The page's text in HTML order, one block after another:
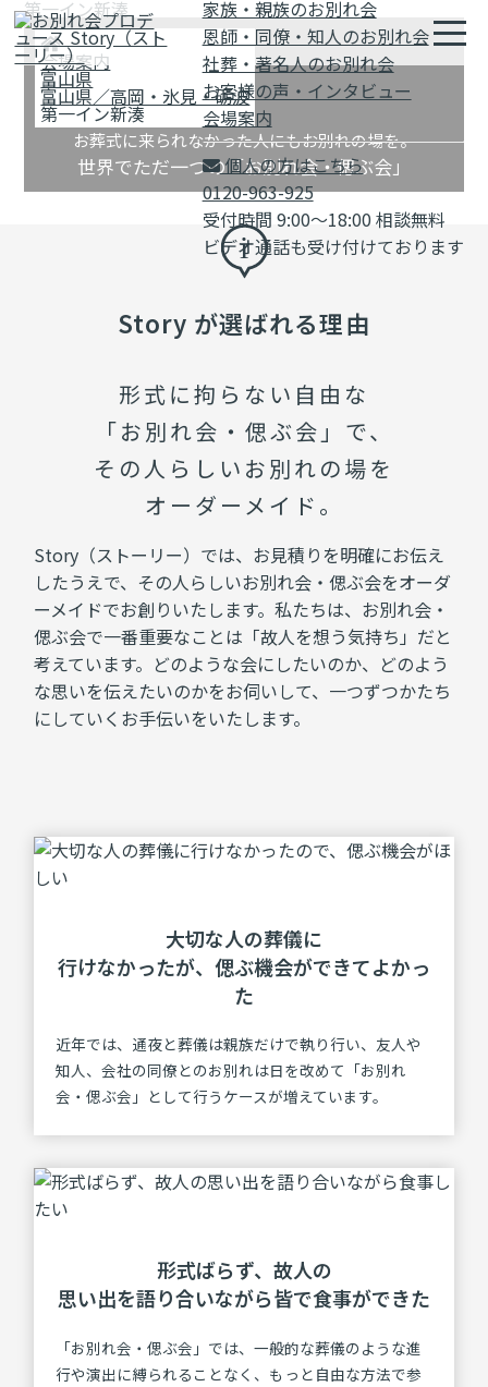
家族・親族のお別れ会
恩師・同僚・知人のお別れ会
社葬・著名人のお別れ会
お客様の声・インタビュー
会場案内
個人の方はこちら
0120-963-925
受付時間 9:00～18:00 相談無料
ビデオ通話も受け付けております
第一イン新湊
会場案内
富山県
富山県／高岡・氷見・砺波
第一イン新湊
お葬式に来られなかった人にもお別れの場を。
世界でただ一つの「お別れ会・偲ぶ会」
Story が選ばれる理由
形式に拘らない自由な
「お別れ会・偲ぶ会」で、
その人らしいお別れの場を
オーダーメイド。
Story（ストーリー）では、お見積りを明確にお伝え
したうえで、その人らしいお別れ会・偲ぶ会をオーダ
ーメイドでお創りいたします。私たちは、お別れ会・
偲ぶ会で一番重要なことは「故人を想う気持ち」だと
考えています。どのような会にしたいのか、どのよう
な思いを伝えたいのかをお伺いして、一つずつかたち
にしていくお手伝いをいたします。
⼤切な⼈の葬儀に
⾏けなかったが、 偲ぶ機会ができてよかっ
た
近年では、通夜と葬儀は親族だけで執り行い、友人や
知人、会社の同僚とのお別れは日を改めて「お別れ
会・偲ぶ会」として行うケースが増えています。
形式ばらず、故⼈の
思い出を語り合いながら皆で⾷事ができた
「お別れ会・偲ぶ会」では、一般的な葬儀のような進
行や演出に縛られることなく、もっと自由な方法で参